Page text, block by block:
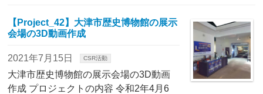
【Project_42】大津市歴史博物館の展示
会場の3D動画作成
2021年7月15日 CSR活動
大津市歴史博物館の展示会場の3D動画
作成 プロジェクトの内容 令和2年4月6